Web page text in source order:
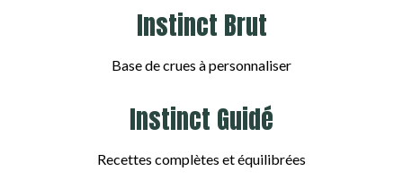
Instinct Brut
Base de crues à personnaliser
Instinct Guidé
Recettes complètes et équilibrées